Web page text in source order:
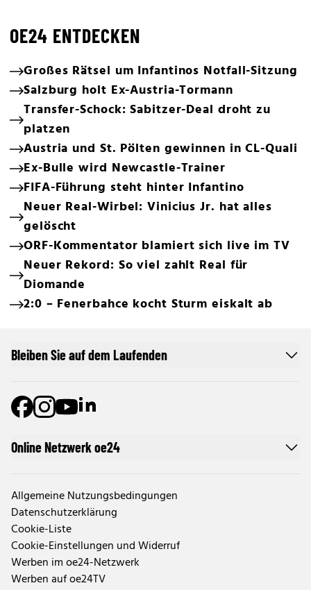
OE24 ENTDECKEN
Großes Rätsel um Infantinos Notfall-Sitzung
Salzburg holt Ex-Austria-Tormann
Transfer-Schock: Sabitzer-Deal droht zu
platzen
Austria und St. Pölten gewinnen in CL-Quali
Ex-Bulle wird Newcastle-Trainer
FIFA-Führung steht hinter Infantino
Neuer Real-Wirbel: Vinicius Jr. hat alles
gelöscht
ORF-Kommentator blamiert sich live im TV
Neuer Rekord: So viel zahlt Real für
Diomande
2:0 – Fenerbahce kocht Sturm eiskalt ab
Online Netzwerk oe24
Allgemeine Nutzungsbedingungen
Datenschutzerklärung
Cookie-Liste
Cookie-Einstellungen und Widerruf
Werben im oe24-Netzwerk
Werben auf oe24TV
Bleiben Sie auf dem Laufenden